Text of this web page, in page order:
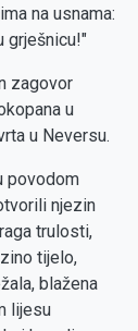
na usnama:
grješnicu!"
zagovor
u
u Neversu.
povodom
njezin
trulosti,
tijelo,
blažena
lijesu